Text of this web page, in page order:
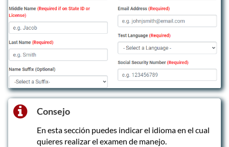
Consejo
En esta sección puedes indicar el idioma en el cual
quieres realizar el examen de manejo.